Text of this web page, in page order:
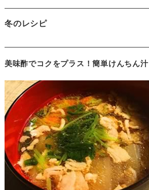
冬のレシピ
美味酢でコクをプラス！簡単けんちん汁